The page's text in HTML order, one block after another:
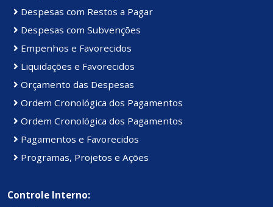
Despesas com Restos a Pagar
Despesas com Subvenções
Empenhos e Favorecidos
Liquidações e Favorecidos
Orçamento das Despesas
Ordem Cronológica dos Pagamentos
Ordem Cronológica dos Pagamentos
Pagamentos e Favorecidos
Programas, Projetos e Ações
Controle Interno: